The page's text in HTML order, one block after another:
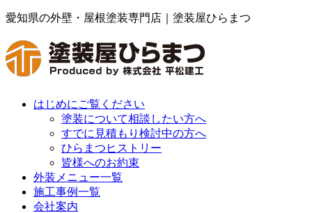
愛知県の外壁・屋根塗装専門店｜塗装屋ひらまつ
はじめにご覧ください
塗装について相談したい方へ
すでに見積もり検討中の方へ
ひらまつヒストリー
皆様へのお約束
外装メニュー一覧
施工事例一覧
会社案内